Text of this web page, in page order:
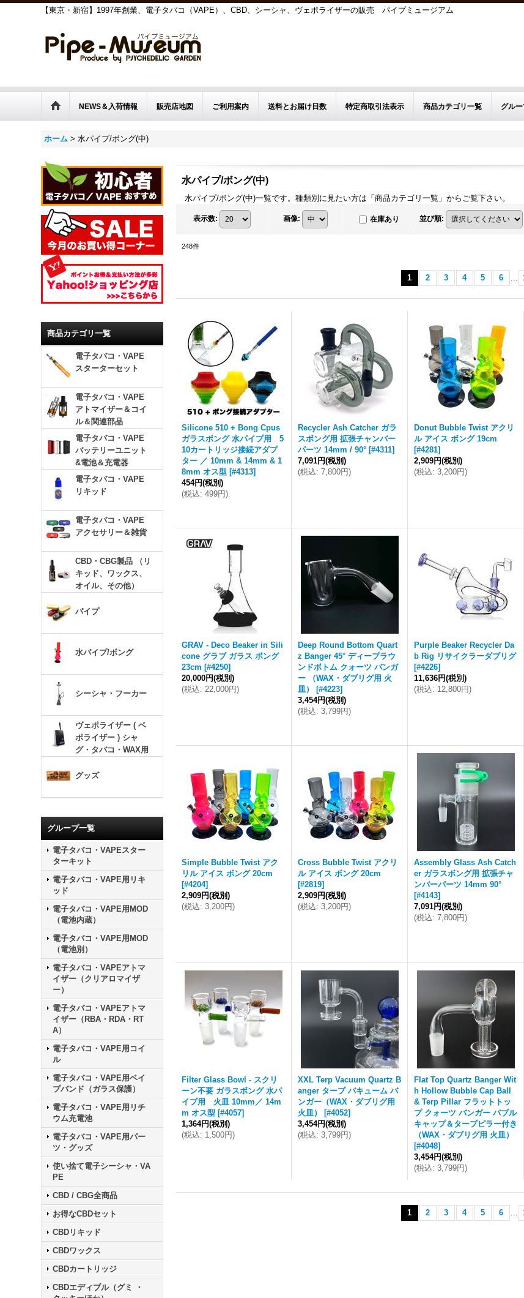
【東京・新宿】1997年創業、電子タバコ（VAPE）、CBD、シーシャ、ヴェポライザーの販売 パイプミュージアム
NEWS＆入荷情報 販売店地図 ご利用案内 送料とお届け日数 特定商取引法表示 商品カテゴリ一覧 グル
ホーム > 水パイプ/ボング(中)
商品カテゴリ一覧
電子タバコ・VAPE
スターターセット
電子タバコ・VAPE
アトマイザー＆コイ
ル＆関連部品
電子タバコ・VAPE
バッテリーユニット
&電池＆充電器
電子タバコ・VAPE
リキッド
電子タバコ・VAPE
アクセサリー＆雑貨
CBD・CBG製品 （リ
キッド、ワックス、
オイル、その他）
パイプ
水パイプ/ボング
シーシャ・フーカー
ヴェポライザー ( ベ
ポライザー ) シャ
グ・タバコ・WAX用
グッズ
グループ一覧
電子タバコ・VAPEスター
ターキット
電子タバコ・VAPE用リキ
ッド
電子タバコ・VAPE用MOD
（電池内蔵）
電子タバコ・VAPE用MOD
（電池別）
電子タバコ・VAPEアトマ
イザー（クリアロマイザ
ー）
電子タバコ・VAPEアトマ
イザー（RBA・RDA・RT
A）
電子タバコ・VAPE用コイ
ル
電子タバコ・VAPE用ベイ
プバンド（ガラス保護）
電子タバコ・VAPE用リチ
ウム充電池
電子タバコ・VAPE用パー
ツ・グッズ
使い捨て電子シーシャ・VA
PE
CBD / CBG全商品
お得なCBDセット
CBDリキッド
CBDワックス
CBDカートリッジ
CBDエディブル（グミ ・
水パイプ/ボング(中)
水パイプ/ボング(中)一覧です。種類別に見たい方は「商品カテゴリ一覧」からご覧下さい。
表示数: 画像: 在庫あり 並び順:
248件
1 2 3 4 5 6 ...
Silicone 510 + Bong Cpus
ガラスボング 水パイプ用 5
10カートリッジ接続アダプ
ター ／ 10mm & 14mm & 1
8mm オス型 [#4313]
454円(税別)
(税込: 499円)
Recycler Ash Catcher ガラ
スボング用 拡張チャンバー
パーツ 14mm / 90° [#4311]
7,091円(税別)
(税込: 7,800円)
Donut Bubble Twist アクリ
ル アイス ボング 19cm
[#4281]
2,909円(税別)
(税込: 3,200円)
GRAV - Deco Beaker in Sili
cone グラブ ガラス ボング
23cm [#4250]
20,000円(税別)
(税込: 22,000円)
Deep Round Bottom Quart
z Banger 45° ディープラウ
ンドボトム クォーツ バンガ
ー （WAX・ダブリグ用 火
皿）
[#4223]
3,454円(税別)
(税込: 3,799円)
Purple Beaker Recycler Da
b Rig リサイクラーダブリグ
[#4226]
11,636円(税別)
(税込: 12,800円)
Simple Bubble Twist アク
リル アイス ボング 20cm
[#4204]
2,909円(税別)
(税込: 3,200円)
Cross Bubble Twist アクリ
ル アイス ボング 20cm
[#2819]
2,909円(税別)
(税込: 3,200円)
Assembly Glass Ash Catch
er ガラスボング用 拡張チャ
ンバーパーツ 14mm 90°
[#4143]
7,091円(税別)
(税込: 7,800円)
Filter Glass Bowl - スクリ
ーン不要 ガラスボング 水パ
イプ用 火皿 10mm／ 14m
m オス型 [#4057]
1,364円(税別)
(税込: 1,500円)
XXL Terp Vacuum Quartz B
anger タープ バキューム バ
ンガー（WAX・ダブリグ用
火皿）
[#4052]
3,454円(税別)
(税込: 3,799円)
Flat Top Quartz Banger Wit
h Hollow Bubble Cap Ball
& Terp Pillar フラットトッ
プ クォーツ バンガー バブル
キャップ＆タープピラー付き
（WAX・ダブリグ用 火皿）
[#4048]
3,454円(税別)
(税込: 3,799円)
1 2 3 4 5 6 ...